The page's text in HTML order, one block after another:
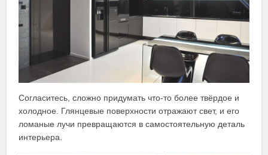
Согласитесь, сложно придумать что-то более твёрдое и
холодное. Глянцевые поверхности отражают свет, и его
ломаные лучи превращаются в самостоятельную деталь
интерьера.